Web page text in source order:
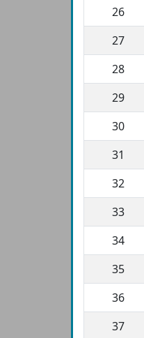
26
27
28
29
30
31
32
33
34
35
36
37